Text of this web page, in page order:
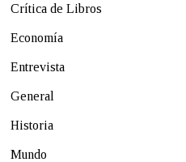
Crítica de Libros
Economía
Entrevista
General
Historia
Mundo